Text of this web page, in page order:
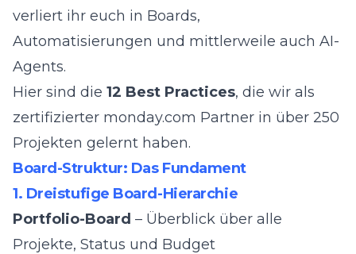
verliert ihr euch in Boards,
Automatisierungen und mittlerweile auch AI-
Agents.
Hier sind die 12 Best Practices, die wir als
zertifizierter monday.com Partner in über 250
Projekten gelernt haben.
Board-Struktur: Das Fundament
1. Dreistufige Board-Hierarchie
Portfolio-Board – Überblick über alle
Projekte, Status und Budget